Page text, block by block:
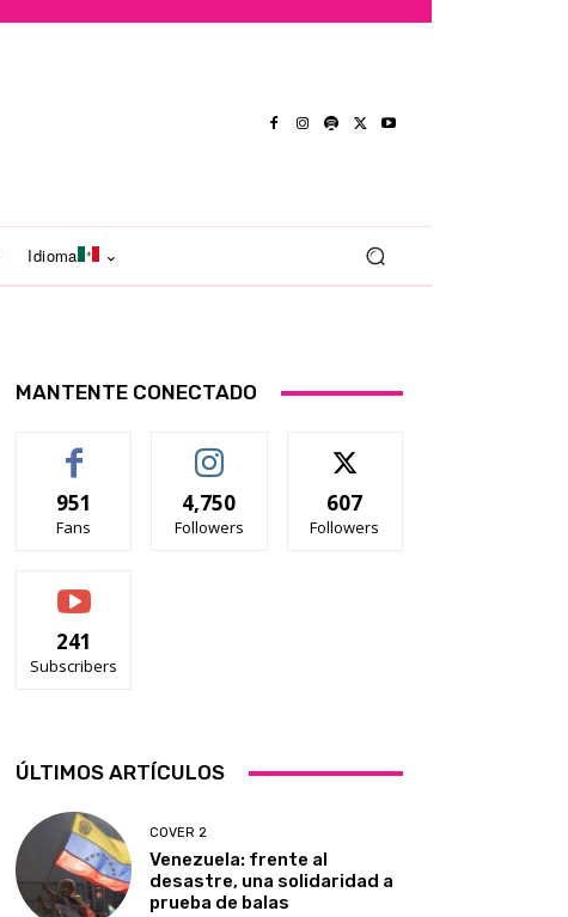
Idioma
MANTENTE CONECTADO
951
Fans
4,750
Followers
607
Followers
241
Subscribers
ÚLTIMOS ARTÍCULOS
COVER 2
Venezuela: frente al
desastre, una solidaridad a
prueba de balas